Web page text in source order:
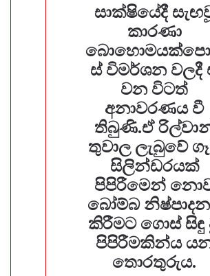
සාක්ෂියේදී
කාරණා
ස් විමර්ශන වලදී
වන විටත්
අනාවරණය වී
තිබුණි.ඒ
තුවාල ලැබුවේ
සිලින්ඩරයක්
⁣පිපිරීමෙන්
බෝම්බ
කිරීමට ගොස් සිඳු
පිපිරීමකින්ය
තොරතුරුය.